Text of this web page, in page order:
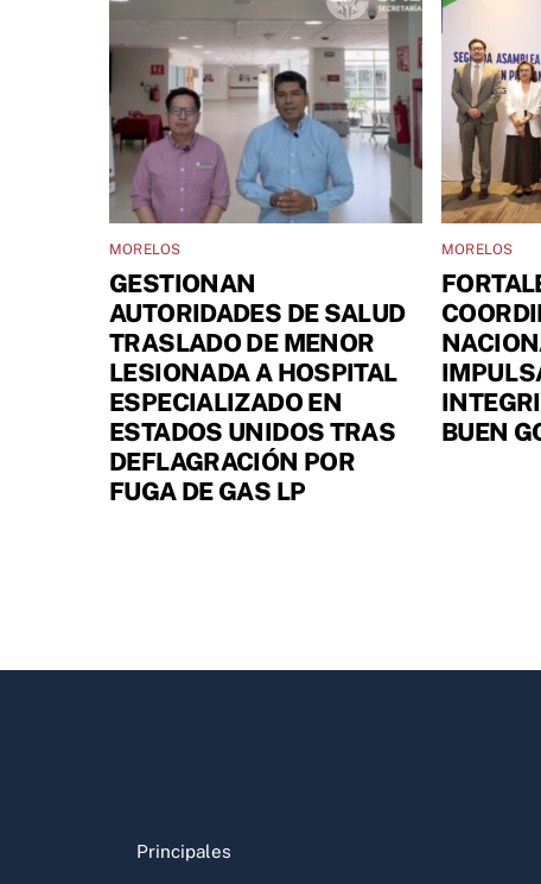
MORELOS
GESTIONAN
AUTORIDADES DE SALUD
TRASLADO DE MENOR
LESIONADA A HOSPITAL
ESPECIALIZADO EN
ESTADOS UNIDOS TRAS
DEFLAGRACIÓN POR
FUGA DE GAS LP
MORELOS
BUEN
Principales